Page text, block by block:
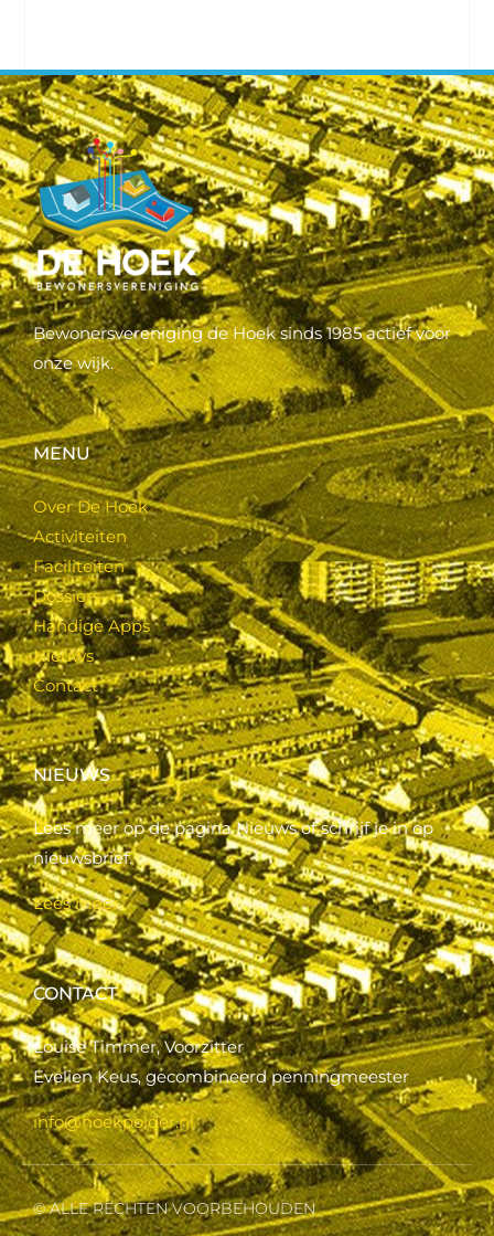
Bewonersvereniging de Hoek sinds 1985 actief voor
onze wijk.
MENU
Over De Hoek
Activiteiten
Faciliteiten
Dossiers
Handige Apps
Nieuws
Contact
NIEUWS
Lees meer op de pagina Nieuws of schrijf je in op
nieuwsbrief.
Lees meer..
CONTACT
Louise Timmer, Voorzitter
Evelien Keus, gecombineerd penningmeester
info@hoekpolder.nl
© ALLE RECHTEN VOORBEHOUDEN